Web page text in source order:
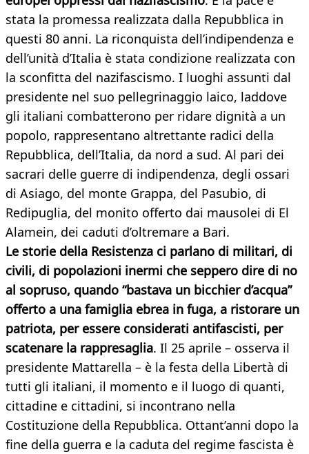
stata la promessa realizzata dalla Repubblica in
questi 80 anni. La riconquista dell’indipendenza e
dell’unità d’Italia è stata condizione realizzata con
la sconfitta del nazifascismo. I luoghi assunti dal
presidente nel suo pellegrinaggio laico, laddove
gli italiani combatterono per ridare dignità a un
popolo, rappresentano altrettante radici della
Repubblica, dell’Italia, da nord a sud. Al pari dei
sacrari delle guerre di indipendenza, degli ossari
di Asiago, del monte Grappa, del Pasubio, di
Redipuglia, del monito offerto dai mausolei di El
Alamein, dei caduti d’oltremare a Bari.
Le storie della Resistenza ci parlano di militari, di
civili, di popolazioni inermi che seppero dire di no
al sopruso, quando “bastava un bicchier d’acqua”
offerto a una famiglia ebrea in fuga, a ristorare un
patriota, per essere considerati antifascisti, per
scatenare la rappresaglia. Il 25 aprile – osserva il
presidente Mattarella – è la festa della Libertà di
tutti gli italiani, il momento e il luogo di quanti,
cittadine e cittadini, si incontrano nella
Costituzione della Repubblica. Ottant’anni dopo la
fine della guerra e la caduta del regime fascista è